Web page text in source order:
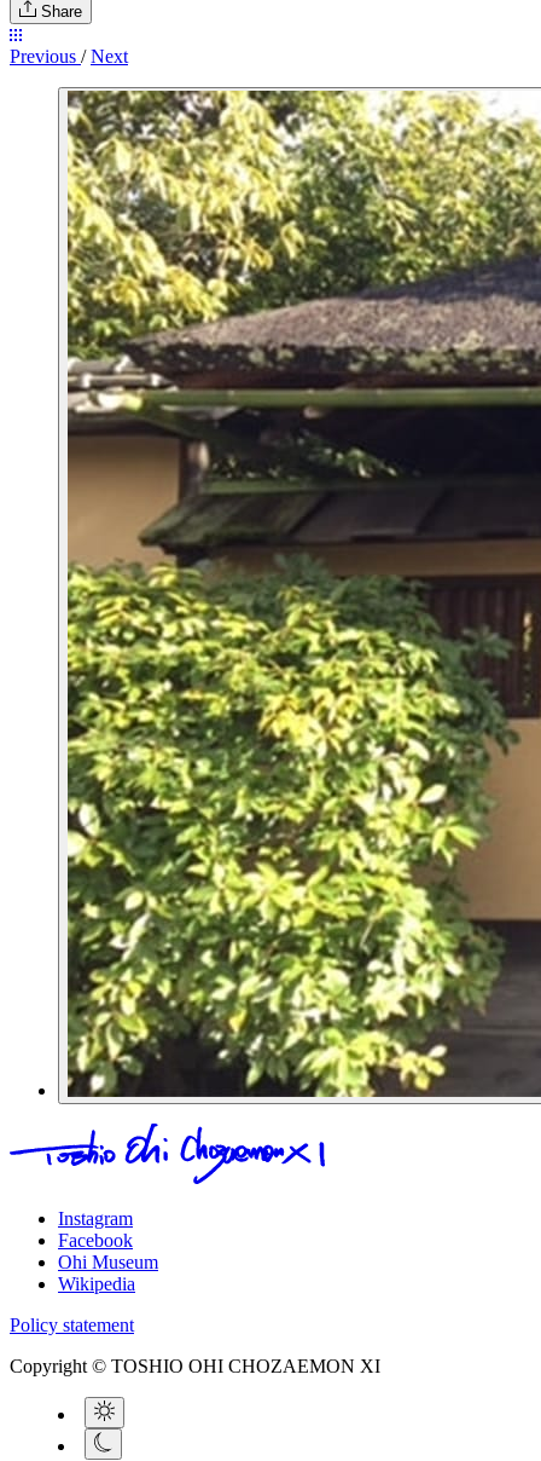
Share
Previous / Next
Instagram
Facebook
Ohi Museum
Wikipedia
Policy statement
Copyright © TOSHIO OHI CHOZAEMON XI